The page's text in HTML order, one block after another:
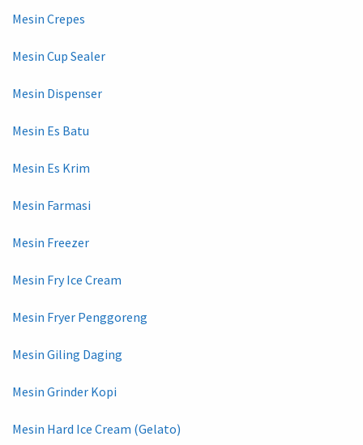
Mesin Crepes
Mesin Cup Sealer
Mesin Dispenser
Mesin Es Batu
Mesin Es Krim
Mesin Farmasi
Mesin Freezer
Mesin Fry Ice Cream
Mesin Fryer Penggoreng
Mesin Giling Daging
Mesin Grinder Kopi
Mesin Hard Ice Cream (Gelato)